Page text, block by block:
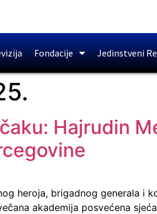
Fondacije Jedinstveni
Hajrudin
heroja, brigadnog generala i
akademija posvećena